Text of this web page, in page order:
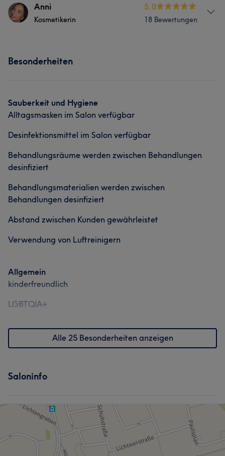
Services
Portfolio
Anni
Kosmetikerin
5.0
18 Bewertungen
Besonderheiten
Sauberkeit und Hygiene
Alltagsmasken im Salon verfügbar
Desinfektionsmittel im Salon verfügbar
Behandlungsräume werden zwischen Behandlungen
desinfiziert
Behandlungsmaterialien werden zwischen
Behandlungen desinfiziert
Abstand zwischen Kunden gewährleistet
Verwendung von Luftreinigern
Allgemein
kinderfreundlich
LGBTQIA+
Alle 25 Besonderheiten anzeigen
Saloninfo